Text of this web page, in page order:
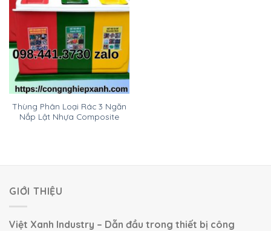
Thùng Phân Loại Rác 3 Ngăn
Nắp Lật Nhựa Composite
GIỚI THIỆU
Việt Xanh Industry – Dẫn đầu trong thiết bị công